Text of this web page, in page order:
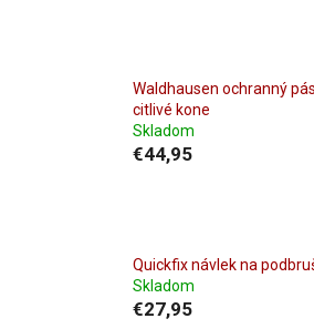
Waldhausen ochranný
citlivé kone
Skladom
€44,95
Quickfix návlek na
Skladom
€27,95